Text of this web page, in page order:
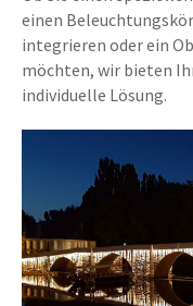
einen
integrieren oder ein
möchten, wir bieten
individuelle Lösung.